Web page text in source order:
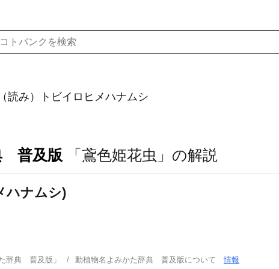
（読み）トビイロヒメハナムシ
普及版 「鳶色姫花虫」の解説
ハナムシ)
辞典 普及版」 動植物名よみかた辞典 普及版について情報